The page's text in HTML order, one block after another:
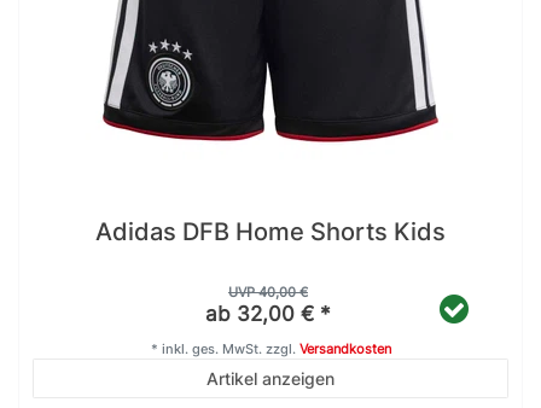
Adidas DFB Home Shorts Kids
UVP 40,00 €
ab 32,00 € *
Artikel anzeigen
* inkl. ges. MwSt.zzgl. Versandkosten